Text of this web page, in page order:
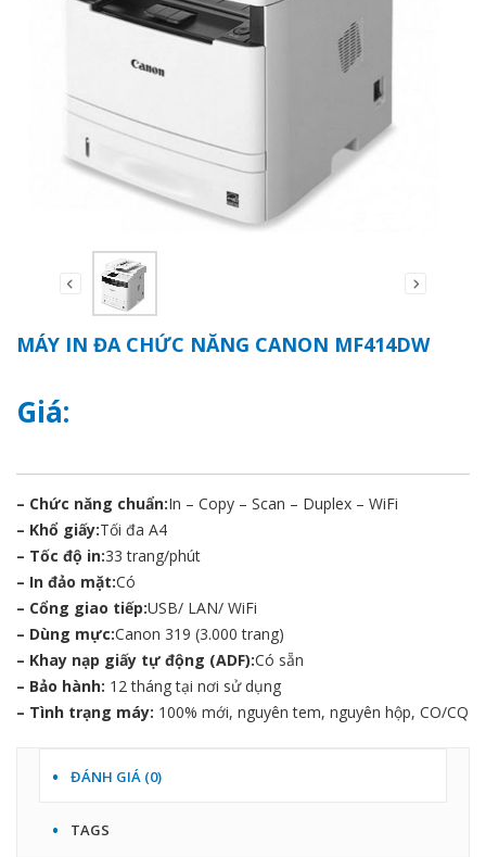
MÁY IN ĐA CHỨC NĂNG CANON MF414DW
Giá:
– Chức năng chuẩn:In – Copy – Scan – Duplex – WiFi
– Khổ giấy:Tối đa A4
– Tốc độ in:33 trang/phút
– In đảo mặt:Có
– Cổng giao tiếp:USB/ LAN/ WiFi
– Dùng mực:Canon 319 (3.000 trang)
– Khay nạp giấy tự động (ADF):Có sẵn
– Bảo hành: 12 tháng tại nơi sử dụng
– Tình trạng máy: 100% mới, nguyên tem, nguyên hộp, CO/CQ
ĐÁNH GIÁ (0)
TAGS